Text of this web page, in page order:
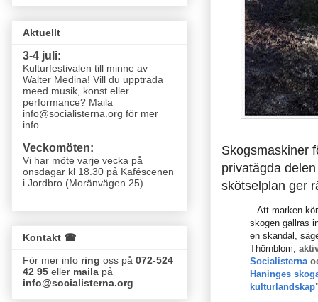
Skogsmaskiner
privatägda
skötselplan ger
– Att marken
skogen gallras
en skandal,
Thörnblom,
Socialisterna
Haninges
kulturlandskap
Aktuellt
3-4 juli:
Kulturfestivalen till minne av
Walter Medina! Vill du uppträda
meed musik, konst eller
performance? Maila
info@socialisterna.org för mer
info.
Veckomöten:
Vi har möte varje vecka på
onsdagar kl 18.30 på Kaféscenen
i Jordbro (Moränvägen 25)
Kontakt ☎
För mer info ring oss på 072-524
42 95 eller maila på
info@socialisterna.org